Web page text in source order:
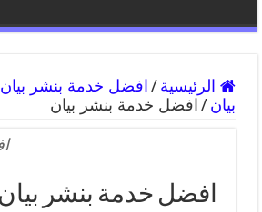
الرئيسية /
بيان / افضل خدمة بنشر بيان
افضل خدمة بنشر بيان